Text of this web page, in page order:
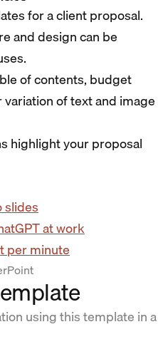
for a client proposal.
and design can be
of contents, budget
of text and image
highlight your proposal
slides
at work
per minute
using this template in a